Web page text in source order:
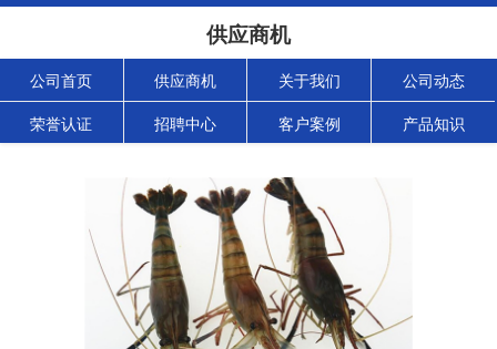
供应商机
公司首页 供应商机 关于我们 公司动态
荣誉认证 招聘中心 客户案例 产品知识